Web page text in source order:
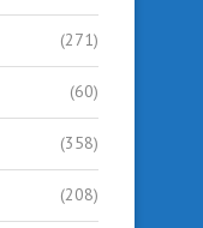
(271)
(60)
(358)
(208)